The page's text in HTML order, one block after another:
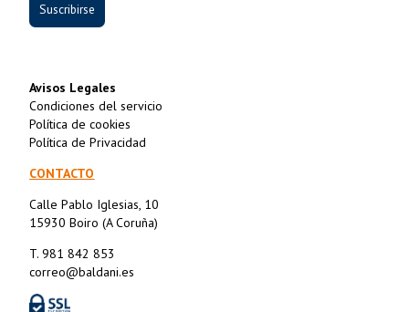
Suscribirse
Avisos Legales
Condiciones del servicio
Política de cookies
Política de Privacidad
CONTACTO
Calle Pablo Iglesias, 10
15930 Boiro (A Coruña)
T. 981 842 853
correo@baldani.es